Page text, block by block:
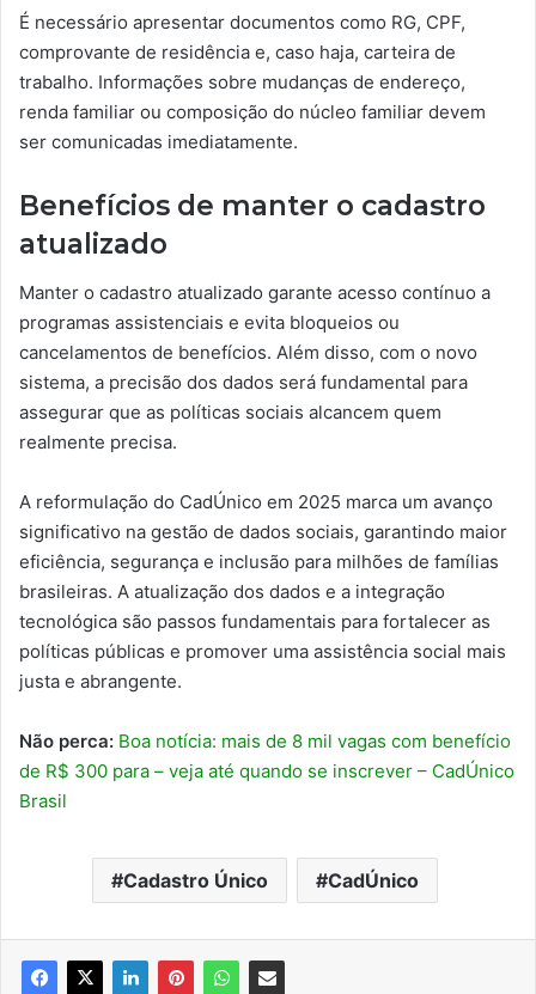
É necessário apresentar documentos como RG, CPF,
comprovante de residência e, caso haja, carteira de
trabalho. Informações sobre mudanças de endereço,
renda familiar ou composição do núcleo familiar devem
ser comunicadas imediatamente.
Benefícios de manter o cadastro
atualizado
Manter o cadastro atualizado garante acesso contínuo a
programas assistenciais e evita bloqueios ou
cancelamentos de benefícios. Além disso, com o novo
sistema, a precisão dos dados será fundamental para
assegurar que as políticas sociais alcancem quem
realmente precisa.
A reformulação do CadÚnico em 2025 marca um avanço
significativo na gestão de dados sociais, garantindo maior
eficiência, segurança e inclusão para milhões de famílias
brasileiras. A atualização dos dados e a integração
tecnológica são passos fundamentais para fortalecer as
políticas públicas e promover uma assistência social mais
justa e abrangente.
Não perca: Boa notícia: mais de 8 mil vagas com benefício
de R$ 300 para – veja até quando se inscrever – CadÚnico
Brasil
Cadastro Único CadÚnico